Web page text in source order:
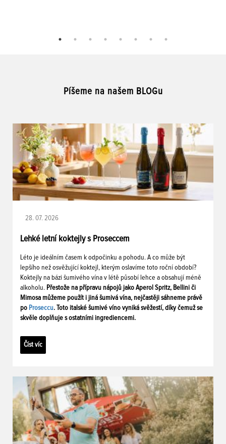
Píšeme na našem BLOGu
28. 07. 2026
Lehké letní koktejly s Proseccem
Léto je ideálním časem k odpočinku a pohodu. A co může být
lepšího než osvěžující koktejl, kterým oslavíme toto roční období?
Koktejly na bázi šumivého vína v létě působí lehce a obsahují méně
alkoholu. Přestože na přípravu nápojů jako Aperol Spritz, Bellini či
Mimosa můžeme použít i jiná šumivá vína, nejčastěji sáhneme právě
po Proseccu. Toto italské šumivé víno vyniká svěžestí, díky čemuž se
skvěle doplňuje s ostatními ingrediencemi.
Číst víc